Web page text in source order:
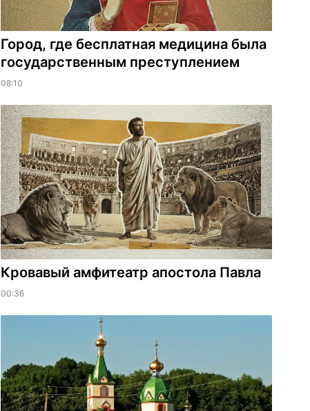
Город, где бесплатная медицина была
государственным преступлением
08:10
​Кровавый амфитеатр апостола Павла
00:36